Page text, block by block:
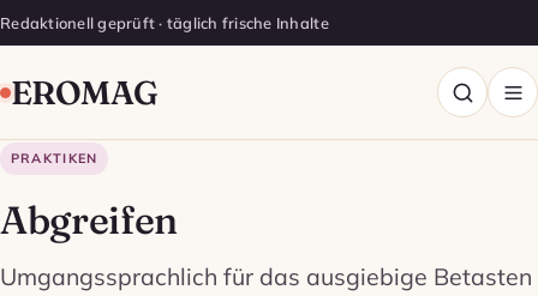
Redaktionell geprüft · täglich frische Inhalte
EROMAG
PRAKTIKEN
Abgreifen
Umgangssprachlich für das ausgiebige Betasten